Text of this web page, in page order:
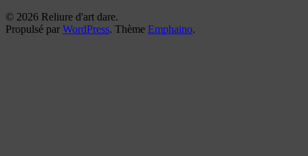
© 2026 Reliure d'art dare.
Propulsé par WordPress. Thème Emphaino.